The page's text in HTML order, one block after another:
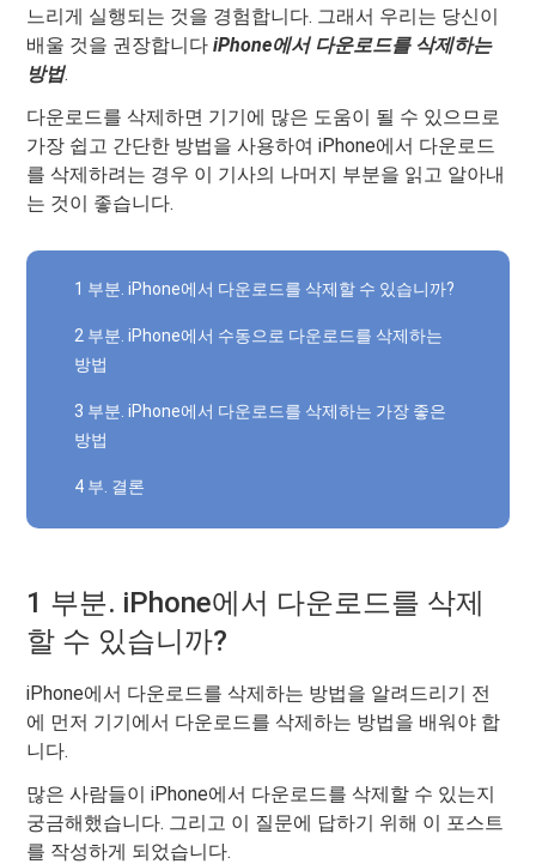
느리게 실행되는 것을 경험합니다. 그래서 우리는 당신이
배울 것을 권장합니다iPhone에서 다운로드를 삭제하는
방법.
다운로드를 삭제하면 기기에 많은 도움이 될 수 있으므로
가장 쉽고 간단한 방법을 사용하여 iPhone에서 다운로드
를 삭제하려는 경우 이 기사의 나머지 부분을 읽고 알아내
는 것이 좋습니다.
1 부분. iPhone에서 다운로드를 삭제할 수 있습니까?
2 부분. iPhone에서 수동으로 다운로드를 삭제하는
방법
3 부분. iPhone에서 다운로드를 삭제하는 가장 좋은
방법
4 부. 결론
1 부분. iPhone에서 다운로드를 삭제
할 수 있습니까?
iPhone에서 다운로드를 삭제하는 방법을 알려드리기 전
에 먼저 기기에서 다운로드를 삭제하는 방법을 배워야 합
니다.
많은 사람들이 iPhone에서 다운로드를 삭제할 수 있는지
궁금해했습니다. 그리고 이 질문에 답하기 위해 이 포스트
를 작성하게 되었습니다.